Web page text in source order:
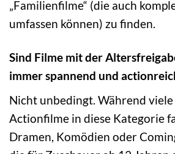
„Familienfilme“ (die auch
umfassen können) zu finden.
Sind Filme mit der
immer spannend und
Nicht unbedingt. Während
Actionfilme in diese Kategorie
Dramen, Komödien oder